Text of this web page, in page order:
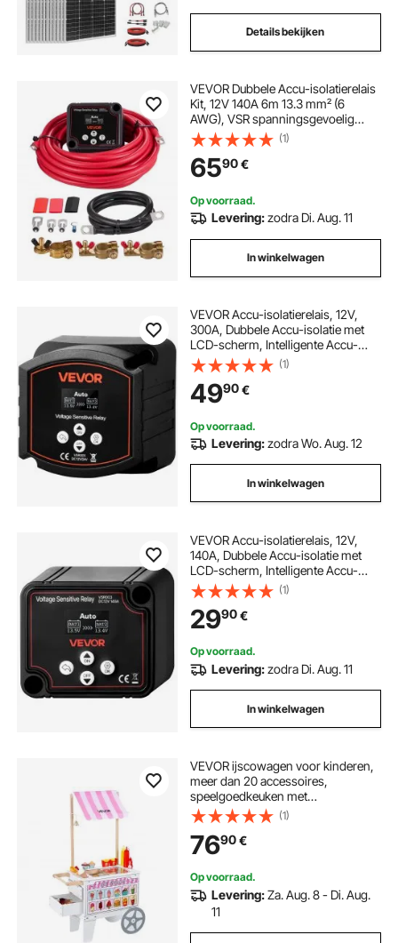
Details bekijken
VEVOR Dubbele Accu-isolatierelais
Kit, 12V 140A 6m 13.3 mm² (6
AWG), VSR spanningsgevoelig
relais met voltmeter, LCD-scherm,
accuschakelaar, compatibel met
lithiumbatterijen, voor UTV, ATV
(1)
6590€
Op voorraad.
Levering:zodra Di. Aug. 11
In winkelwagen
VEVOR Accu-isolatierelais, 12V,
300A, Dubbele Accu-isolatie met
LCD-scherm, Intelligente Accu-
scheidingsschakelaar voor Lithium-
en Loodzuuraccu's, voor Auto,
Vrachtwagen, Camper, UTV, ATV,
Boot
(1)
4990€
Op voorraad.
Levering:zodra Wo. Aug. 12
In winkelwagen
VEVOR Accu-isolatierelais, 12V,
140A, Dubbele Accu-isolatie met
LCD-scherm, Intelligente Accu-
scheidingsschakelaar voor Lithium-
en Loodzuuraccu's, voor Auto,
Vrachtwagen, Camper, UTV, ATV,
Boot
(1)
2990€
Op voorraad.
Levering:zodra Di. Aug. 11
In winkelwagen
VEVOR ijscowagen voor kinderen,
meer dan 20 accessoires,
speelgoedkeuken met
ijscohoorntje, luifel en vriezer,
opberglades en uitklapbare menu's,
voor kinderen van 3-7 jaar
(1)
7690€
Op voorraad.
Levering:Za. Aug. 8 - Di. Aug.
11